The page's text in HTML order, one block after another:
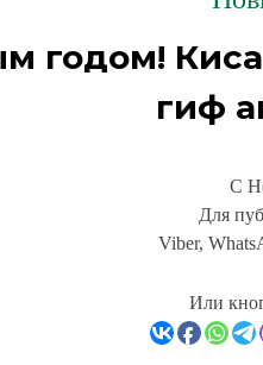
годом!
гиф
С
Для
Viber,
Или